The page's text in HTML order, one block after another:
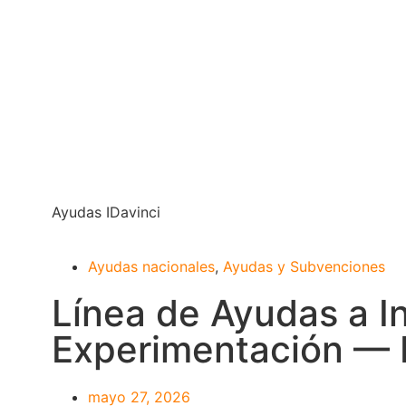
Ayudas IDavinci
Ayudas nacionales, Ayudas y Subvenciones
Línea de Ayudas a
Experimentación —
mayo 27, 2026